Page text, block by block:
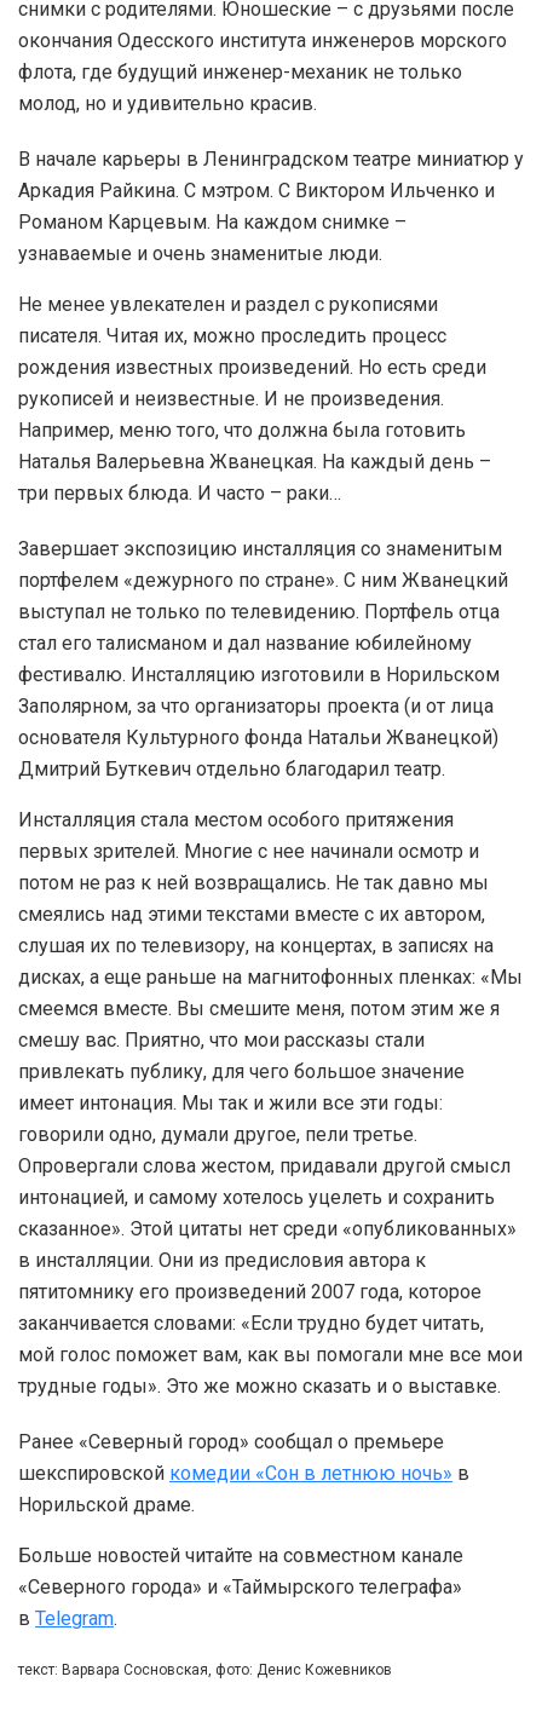
снимки с родителями. Юношеские – с друзьями после
окончания Одесского института инженеров морского
флота, где будущий инженер-механик не только
молод, но и удивительно красив.
В начале карьеры в Ленинградском театре миниатюр у
Аркадия Райкина. С мэтром. С Виктором Ильченко и
Романом Карцевым. На каждом снимке –
узнаваемые и очень знаменитые люди.
Не менее увлекателен и раздел с рукописями
писателя. Читая их, можно проследить процесс
рождения известных произведений. Но есть среди
рукописей и неизвестные. И не произведения.
Например, меню того, что должна была готовить
Наталья Валерьевна Жванецкая. На каждый день –
три первых блюда. И часто – раки…
Завершает экспозицию инсталляция со знаменитым
портфелем «дежурного по стране». С ним Жванецкий
выступал не только по телевидению. Портфель отца
стал его талисманом и дал название юбилейному
фестивалю. Инсталляцию изготовили в Норильском
Заполярном, за что организаторы проекта (и от лица
основателя Культурного фонда Натальи Жванецкой)
Дмитрий Буткевич отдельно благодарил театр.
Инсталляция стала местом особого притяжения
первых зрителей. Многие с нее начинали осмотр и
потом не раз к ней возвращались. Не так давно мы
смеялись над этими текстами вместе с их автором,
слушая их по телевизору, на концертах, в записях на
дисках, а еще раньше на магнитофонных пленках: «Мы
смеемся вместе. Вы смешите меня, потом этим же я
смешу вас. Приятно, что мои рассказы стали
привлекать публику, для чего большое значение
имеет интонация. Мы так и жили все эти годы:
говорили одно, думали другое, пели третье.
Опровергали слова жестом, придавали другой смысл
интонацией, и самому хотелось уцелеть и сохранить
сказанное». Этой цитаты нет среди «опубликованных»
в инсталляции. Они из предисловия автора к
пятитомнику его произведений 2007 года, которое
заканчивается словами: «Если трудно будет читать,
мой голос поможет вам, как вы помогали мне все мои
трудные годы». Это же можно сказать и о выставке.
Ранее «Северный город» сообщал о премьере
шекспировской комедии «Сон в летнюю ночь» в
Норильской драме.
Больше новостей читайте на совместном канале
«Северного города» и «Таймырского телеграфа»
в Telegram.
текст: Варвара Сосновская, фото: Денис Кожевников